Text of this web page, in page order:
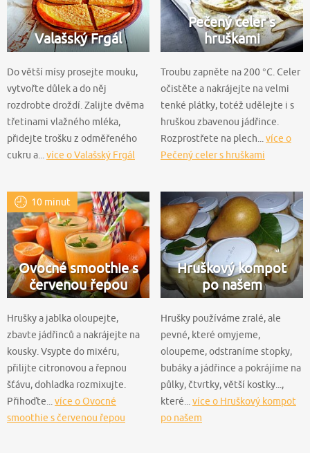
Valašský Frgál
Do větší mísy prosejte mouku,
vytvořte důlek a do něj
rozdrobte droždí. Zalijte dvěma
třetinami vlažného mléka,
přidejte trošku z odměřeného
cukru a... více o Valašský Frgál
Pečený celer s
hruškami
Troubu zapněte na 200 °C. Celer
očistěte a nakrájejte na velmi
tenké plátky, totéž udělejte i s
hruškou zbavenou jádřince.
Rozprostřete na plech... více o
Pečený celer s hruškami
10 minut
Ovocné smoothie s
červenou řepou
Hrušky a jablka oloupejte,
zbavte jádřinců a nakrájejte na
kousky. Vsypte do mixéru,
přilijte citronovou a řepnou
šťávu, dohladka rozmixujte.
Přihoďte... více o Ovocné
smoothie s červenou řepou
Hruškový kompot
po našem
Hrušky používáme zralé, ale
pevné, které omyjeme,
oloupeme, odstraníme stopky,
bubáky a jádřince a pokrájíme na
půlky, čtvrtky, větší kostky...,
které... více o Hruškový kompot
po našem